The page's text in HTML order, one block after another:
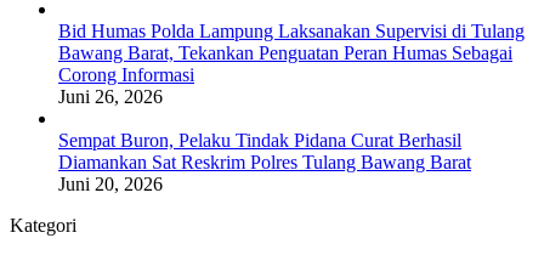
Bid Humas Polda Lampung Laksanakan Supervisi di Tulang
Bawang Barat, Tekankan Penguatan Peran Humas Sebagai
Corong Informasi
Juni 26, 2026
Sempat Buron, Pelaku Tindak Pidana Curat Berhasil
Diamankan Sat Reskrim Polres Tulang Bawang Barat
Juni 20, 2026
Kategori